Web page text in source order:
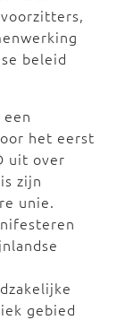
beleid
het eerst
uit over
zijn
unie.
gebied